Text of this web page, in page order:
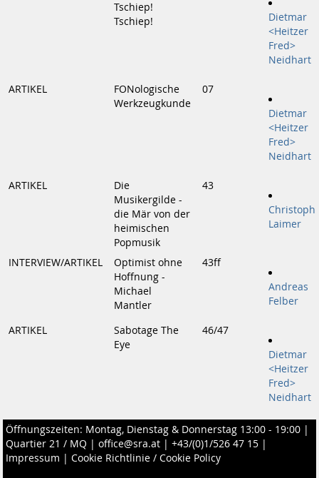
Tschiep!
Tschiep!
Dietmar
<Heitzer
Fred>
Neidhart
ARTIKEL
FONologische
Werkzeugkunde
07
Dietmar
<Heitzer
Fred>
Neidhart
ARTIKEL
Die
Musikergilde -
die Mär von der
heimischen
Popmusik
43
Christoph
Laimer
INTERVIEW/ARTIKEL
Optimist ohne
Hoffnung -
Michael
Mantler
43ff
Andreas
Felber
ARTIKEL
Sabotage The
Eye
46/47
Dietmar
<Heitzer
Fred>
Neidhart
Öffnungszeiten: Montag, Dienstag & Donnerstag 13:00 - 19:00 |
Quartier 21 / MQ | office@sra.at | +43/(0)1/526 47 15 |
Impressum | Cookie Richtlinie / Cookie Policy